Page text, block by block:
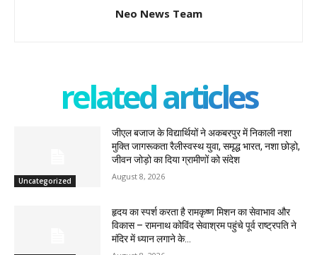
Neo News Team
related articles
Uncategorized
जीएल बजाज के विद्यार्थियों ने अकबरपुर में निकाली नशा
मुक्ति जागरूकता रैलीस्वस्थ युवा, समृद्ध भारत, नशा छोड़ो,
जीवन जोड़ो का दिया ग्रामीणों को संदेश
August 8, 2026
हृदय का स्पर्श करता है रामकृष्ण मिशन का सेवाभाव और
विकास – रामनाथ कोविंद सेवाश्रम पहुंचे पूर्व राष्ट्रपति ने
मंदिर में ध्यान लगाने के...